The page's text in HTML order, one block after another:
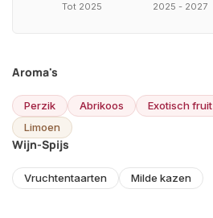
Tot 2025 2025 - 2027
Aroma's
Perzik Abrikoos Exotisch fruit
Limoen
Wijn-Spijs
Vruchtentaarten Milde kazen